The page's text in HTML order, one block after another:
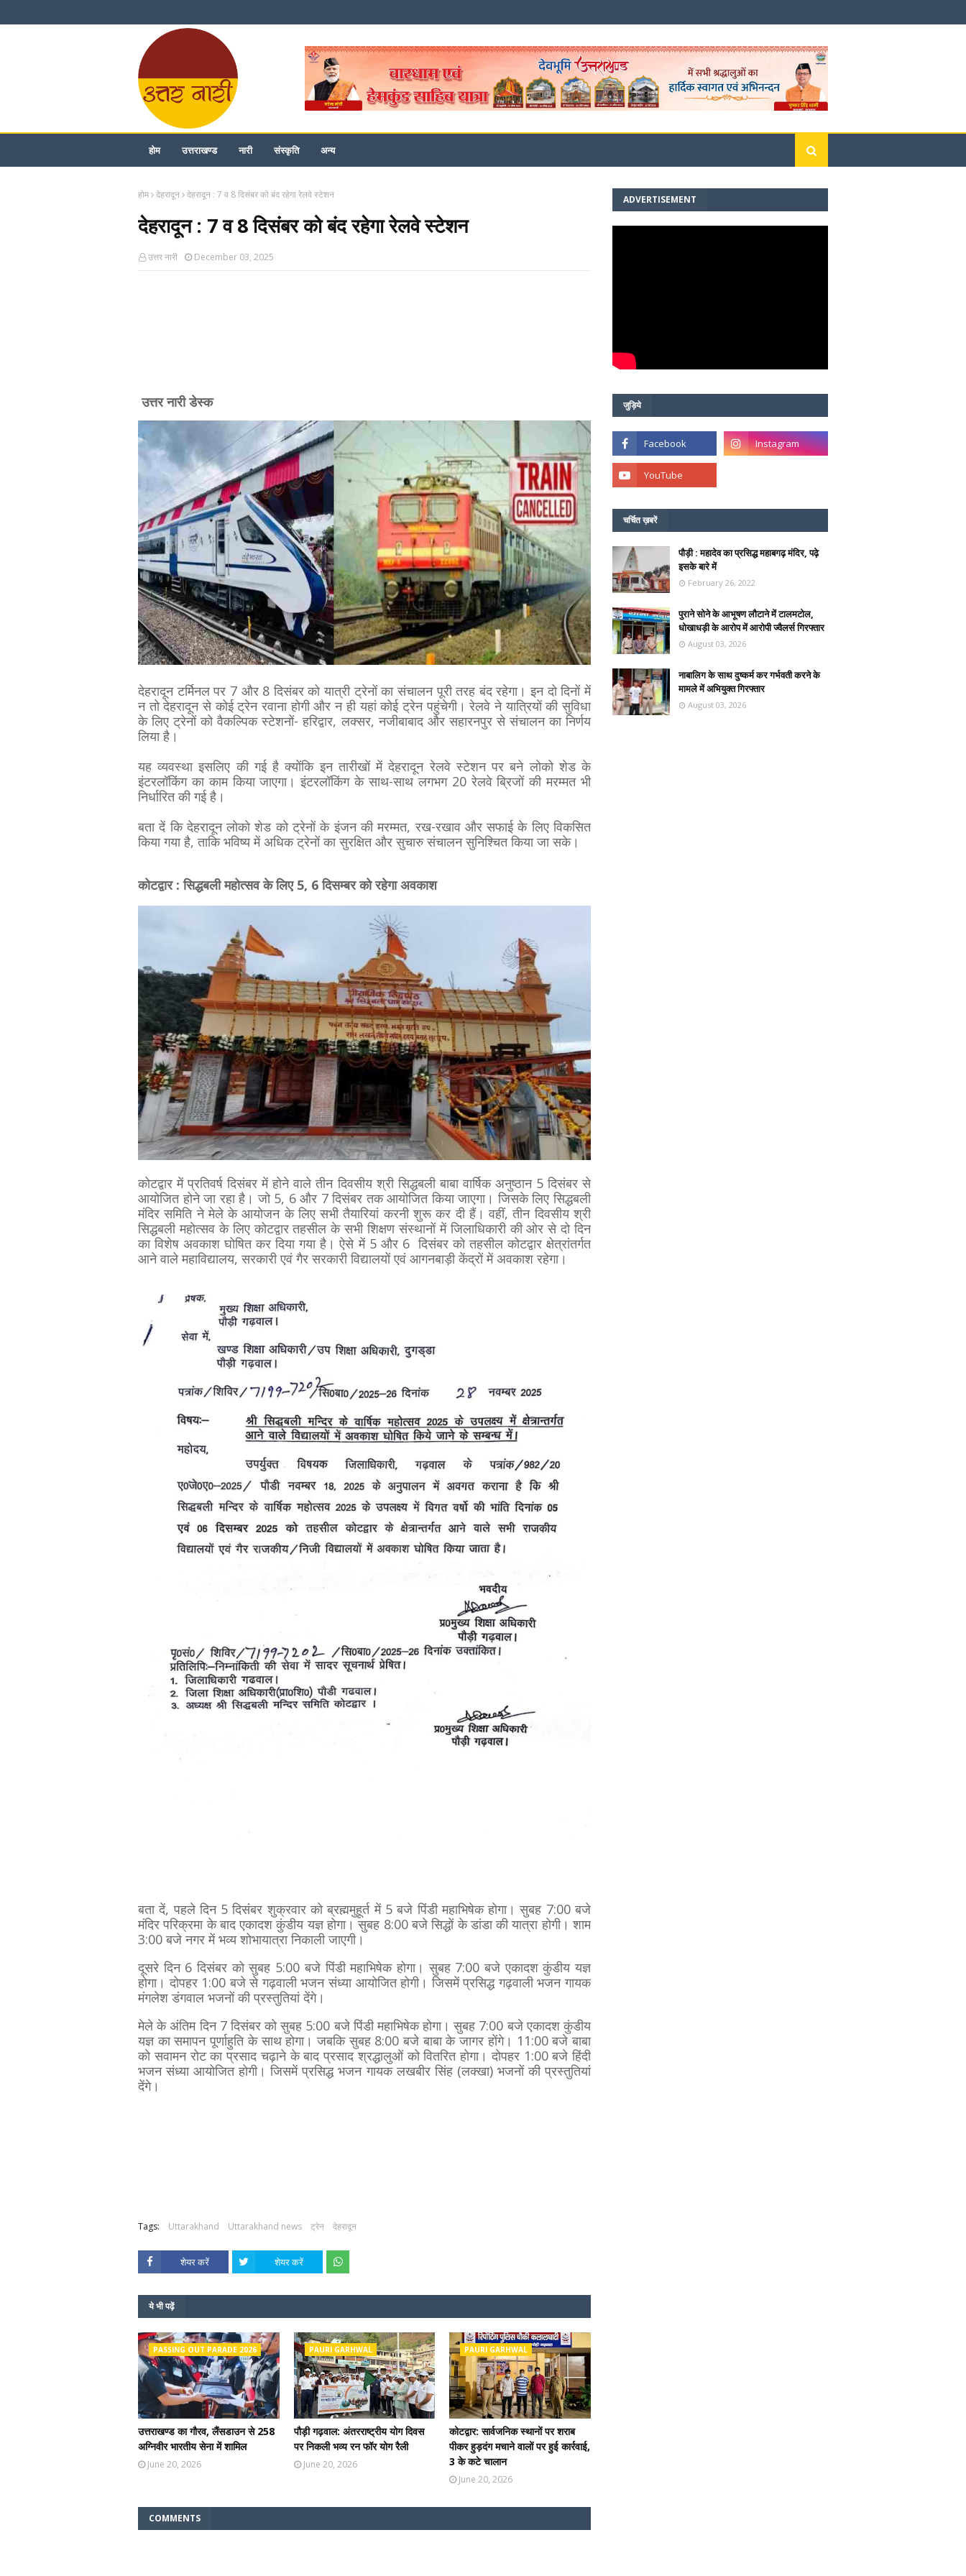
होम उत्तराखण्ड नारी संस्कृति अन्य
होम देहरादून देहरादून : 7 व 8 दिसंबर को बंद रहेगा रेलवे स्टेशन
देहरादून : 7 व 8 दिसंबर को बंद रहेगा रेलवे स्टेशन
उत्तर नारी December 03, 2025
उत्तर नारी डेस्क
देहरादून टर्मिनल पर 7 और 8 दिसंबर को यात्री ट्रेनों का संचालन पूरी तरह बंद रहेगा। इन दो दिनों में
न तो देहरादून से कोई ट्रेन रवाना होगी और न ही यहां कोई ट्रेन पहुंचेगी। रेलवे ने यात्रियों की सुविधा
के लिए ट्रेनों को वैकल्पिक स्टेशनों- हरिद्वार, लक्सर, नजीबाबाद और सहारनपुर से संचालन का निर्णय
लिया है।
यह व्यवस्था इसलिए की गई है क्योंकि इन तारीखों में देहरादून रेलवे स्टेशन पर बने लोको शेड के
इंटरलॉकिंग का काम किया जाएगा। इंटरलॉकिंग के साथ-साथ लगभग 20 रेलवे ब्रिजों की मरम्मत भी
निर्धारित की गई है।
बता दें कि देहरादून लोको शेड को ट्रेनों के इंजन की मरम्मत, रख-रखाव और सफाई के लिए विकसित
किया गया है, ताकि भविष्य में अधिक ट्रेनों का सुरक्षित और सुचारु संचालन सुनिश्चित किया जा सके।
कोटद्वार : सिद्धबली महोत्सव के लिए 5, 6 दिसम्बर को रहेगा अवकाश
कोटद्वार में प्रतिवर्ष दिसंबर में होने वाले तीन दिवसीय श्री सिद्धबली बाबा वार्षिक अनुष्ठान 5 दिसंबर से
आयोजित होने जा रहा है। जो 5, 6 और 7 दिसंबर तक आयोजित किया जाएगा। जिसके लिए सिद्धबली
मंदिर समिति ने मेले के आयोजन के लिए सभी तैयारियां करनी शुरू कर दी हैं। वहीं, तीन दिवसीय श्री
सिद्धबली महोत्सव के लिए कोटद्वार तहसील के सभी शिक्षण संस्थानों में जिलाधिकारी की ओर से दो दिन
का विशेष अवकाश घोषित कर दिया गया है। ऐसे में 5 और 6 दिसंबर को तहसील कोटद्वार क्षेत्रांतर्गत
आने वाले महाविद्यालय, सरकारी एवं गैर सरकारी विद्यालयों एवं आगनबाड़ी केंद्रों में अवकाश रहेगा।
बता दें, पहले दिन 5 दिसंबर शुक्रवार को ब्रह्ममुहूर्त में 5 बजे पिंडी महाभिषेक होगा। सुबह 7:00 बजे
मंदिर परिक्रमा के बाद एकादश कुंडीय यज्ञ होगा। सुबह 8:00 बजे सिद्धों के डांडा की यात्रा होगी। शाम
3:00 बजे नगर में भव्य शोभायात्रा निकाली जाएगी।
दूसरे दिन 6 दिसंबर को सुबह 5:00 बजे पिंडी महाभिषेक होगा। सुबह 7:00 बजे एकादश कुंडीय यज्ञ
होगा। दोपहर 1:00 बजे से गढ़वाली भजन संध्या आयोजित होगी। जिसमें प्रसिद्ध गढ़वाली भजन गायक
मंगलेश डंगवाल भजनों की प्रस्तुतियां देंगे।
मेले के अंतिम दिन 7 दिसंबर को सुबह 5:00 बजे पिंडी महाभिषेक होगा। सुबह 7:00 बजे एकादश कुंडीय
यज्ञ का समापन पूर्णाहुति के साथ होगा। जबकि सुबह 8:00 बजे बाबा के जागर होंगे। 11:00 बजे बाबा
को सवामन रोट का प्रसाद चढ़ाने के बाद प्रसाद श्रद्धालुओं को वितरित होगा। दोपहर 1:00 बजे हिंदी
भजन संध्या आयोजित होगी। जिसमें प्रसिद्ध भजन गायक लखबीर सिंह (लक्खा) भजनों की प्रस्तुतियां
देंगे।
Tags: Uttarakhand Uttarakhand news ट्रेन देहरादून
शेयर करें शेयर करें
ये भी पढ़ें
PASSING OUT PARADE 2026
उत्तराखण्ड का गौरव, लैंसडाउन से 258
अग्निवीर भारतीय सेना में शामिल
June 20, 2026
PAURI GARHWAL
पौड़ी गढ़वाल: अंतरराष्ट्रीय योग दिवस
पर निकली भव्य रन फॉर योग रैली
June 20, 2026
PAURI GARHWAL
कोटद्वार: सार्वजनिक स्थानों पर शराब
पीकर हुड़दंग मचाने वालों पर हुई कार्रवाई,
3 के कटे चालान
June 20, 2026
COMMENTS
ADVERTISEMENT
जुड़िये
चर्चित ख़बरें
पौड़ी : महादेव का प्रसिद्ध महाबगढ़ मंदिर, पढ़े
इसके बारे में
February 26, 2022
पुराने सोने के आभूषण लौटाने में टालमटोल,
धोखाधड़ी के आरोप में आरोपी ज्वैलर्स गिरफ्तार
August 03, 2026
नाबालिग के साथ दुष्कर्म कर गर्भवती करने के
मामले में अभियुक्त गिरफ्तार
August 03, 2026